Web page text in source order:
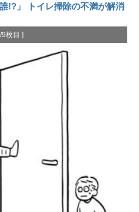
!?」 トイレ掃除の不満が解消
9枚目 ]